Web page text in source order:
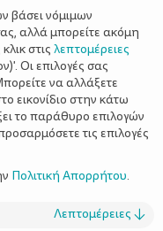
βάσει νόμιμων
αλλά μπορείτε ακόμη
στις λεπτομέρειες
Οι επιλογές σας
να αλλάξετε
εικονίδιο στην κάτω
το παράθυρο επιλογών
τις επιλογές
Πολιτική Απορρήτου.
Λεπτομέρειες ↓